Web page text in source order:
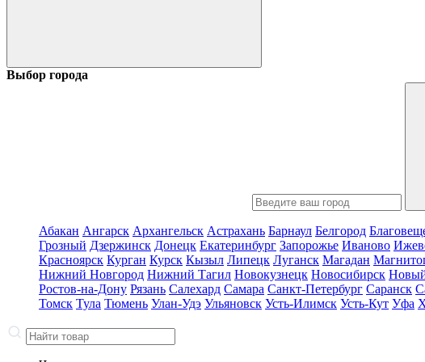
Выбор города
Абакан Ангарск Архангельск Астрахань Барнаул Белгород
Грозный Дзержинск Донецк Екатеринбург Запорожье Иваново
Красноярск Курган Курск Кызыл Липецк Луганск Магадан
Нижний Новгород Нижний Тагил Новокузнецк Новосибирск
Ростов-на-Дону Рязань Салехард Самара Санкт-Петербург Саранск
Томск Тула Тюмень Улан-Удэ Ульяновск Усть-Илимск Усть-Кут Уфа